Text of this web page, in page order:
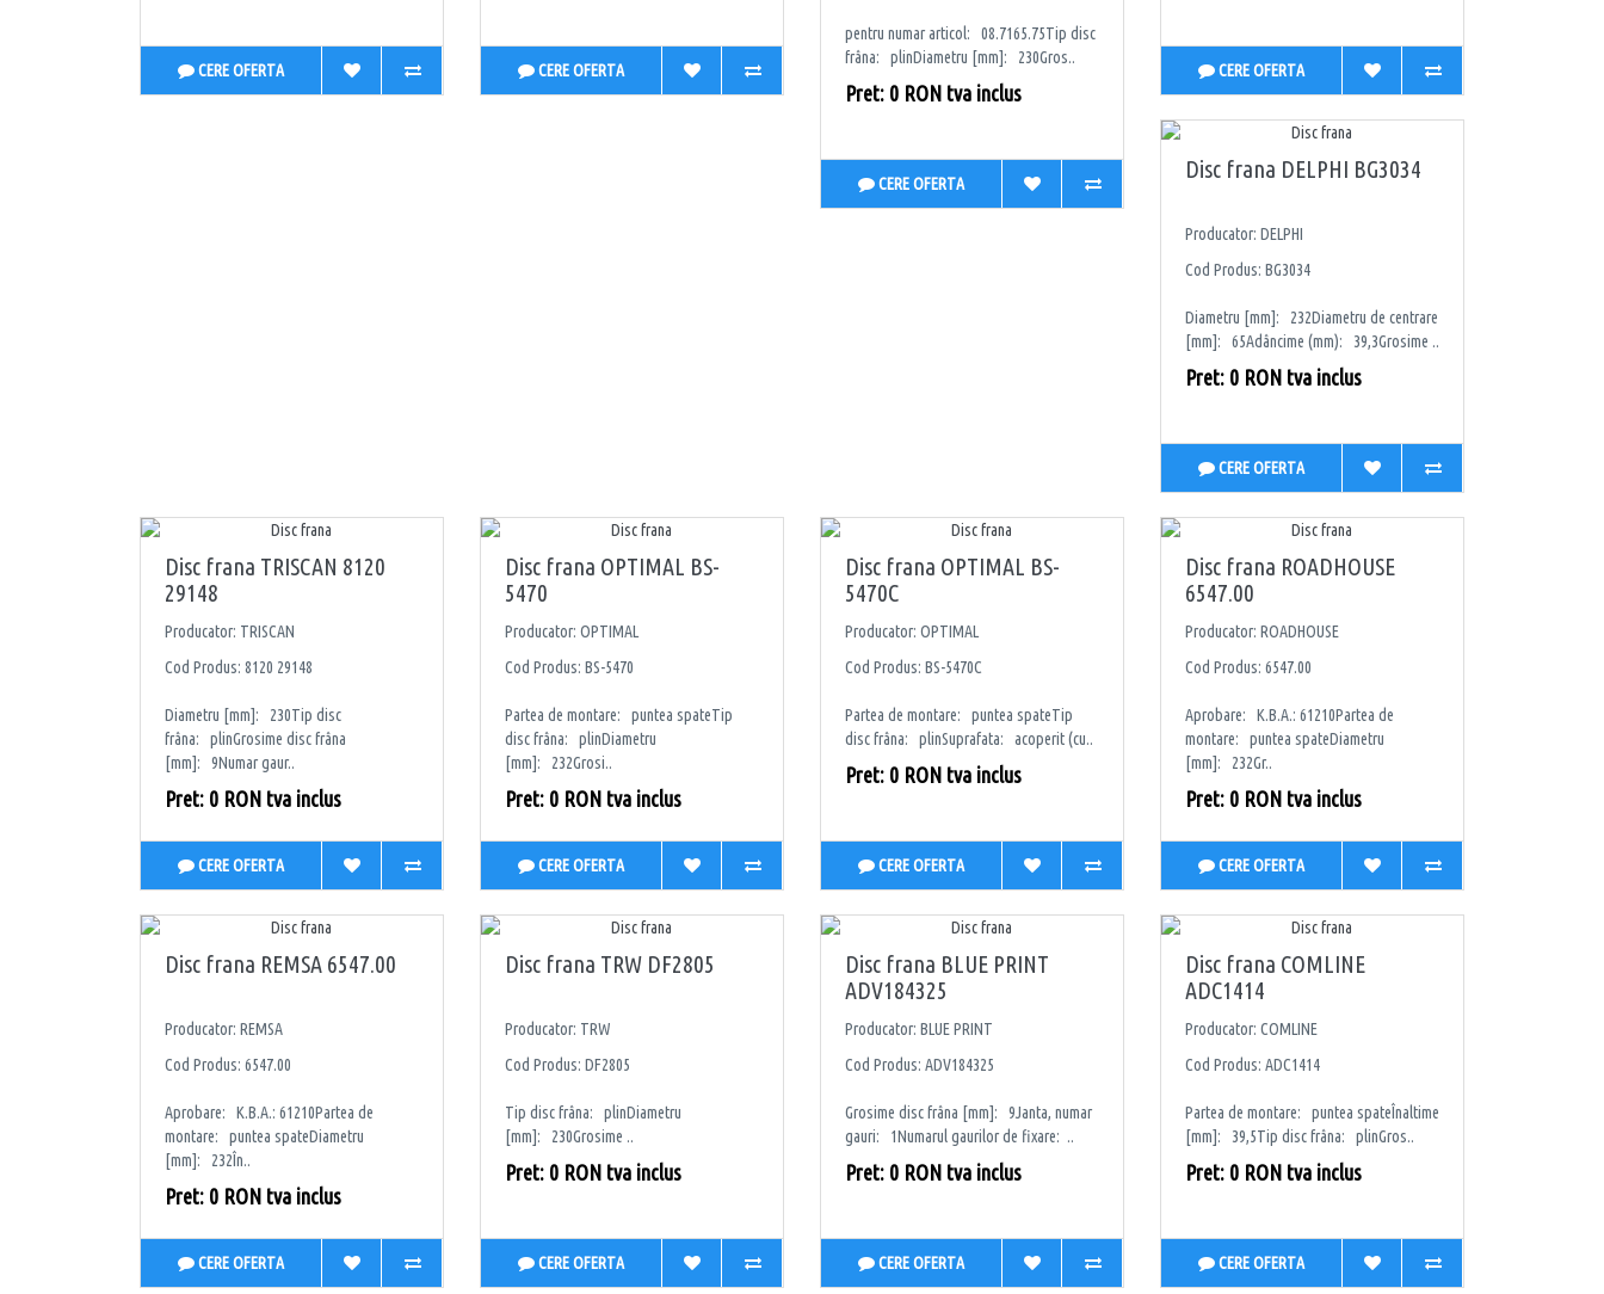
CERE OFERTA CERE OFERTA
pentru numar articol: 08.7165.75Tip disc
frâna: plinDiametru [mm]: 230Gros..
Pret: 0 RON tva inclus
CERE OFERTA
CERE OFERTA
Disc frana DELPHI BG3034
Producator: DELPHI
Cod Produs: BG3034
Diametru [mm]: 232Diametru de centrare
[mm]: 65Adâncime (mm): 39,3Grosime ..
Pret: 0 RON tva inclus
CERE OFERTA
Disc frana TRISCAN 8120
29148
Producator: TRISCAN
Cod Produs: 8120 29148
Diametru [mm]: 230Tip disc
frâna: plinGrosime disc frâna
[mm]: 9Numar gaur..
Pret: 0 RON tva inclus
CERE OFERTA
Disc frana OPTIMAL BS-
5470
Producator: OPTIMAL
Cod Produs: BS-5470
Partea de montare: puntea spateTip
disc frâna: plinDiametru
[mm]: 232Grosi..
Pret: 0 RON tva inclus
CERE OFERTA
Disc frana OPTIMAL BS-
5470C
Producator: OPTIMAL
Cod Produs: BS-5470C
Partea de montare: puntea spateTip
disc frâna: plinSuprafata: acoperit (cu..
Pret: 0 RON tva inclus
CERE OFERTA
Disc frana ROADHOUSE
6547.00
Producator: ROADHOUSE
Cod Produs: 6547.00
Aprobare: K.B.A.: 61210Partea de
montare: puntea spateDiametru
[mm]: 232Gr..
Pret: 0 RON tva inclus
CERE OFERTA
Disc frana REMSA 6547.00
Producator: REMSA
Cod Produs: 6547.00
Aprobare: K.B.A.: 61210Partea de
montare: puntea spateDiametru
[mm]: 232În..
Pret: 0 RON tva inclus
CERE OFERTA
Disc frana TRW DF2805
Producator: TRW
Cod Produs: DF2805
Tip disc frâna: plinDiametru
[mm]: 230Grosime ..
Pret: 0 RON tva inclus
CERE OFERTA
Disc frana BLUE PRINT
ADV184325
Producator: BLUE PRINT
Cod Produs: ADV184325
Grosime disc frâna [mm]: 9Janta, numar
gauri: 1Numarul gaurilor de fixare: ..
Pret: 0 RON tva inclus
CERE OFERTA
Disc frana COMLINE
ADC1414
Producator: COMLINE
Cod Produs: ADC1414
Partea de montare: puntea spateÎnaltime
[mm]: 39,5Tip disc frâna: plinGros..
Pret: 0 RON tva inclus
CERE OFERTA